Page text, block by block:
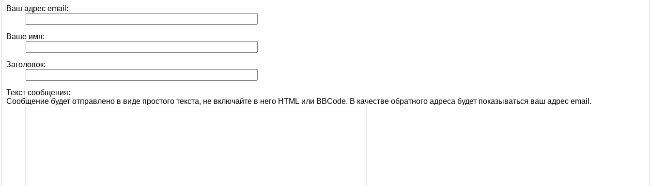
Ваш адрес email:
Ваше имя:
Заголовок:
Текст сообщения:
Сообщение будет отправлено в виде простого текста, не включайте в него HTML или BBCode. В качестве обратного адреса будет показываться ваш адрес email.